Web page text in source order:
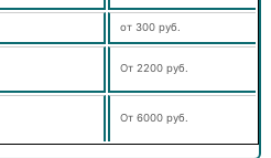
от 300 руб.
От 2200 руб.
От 6000 руб.